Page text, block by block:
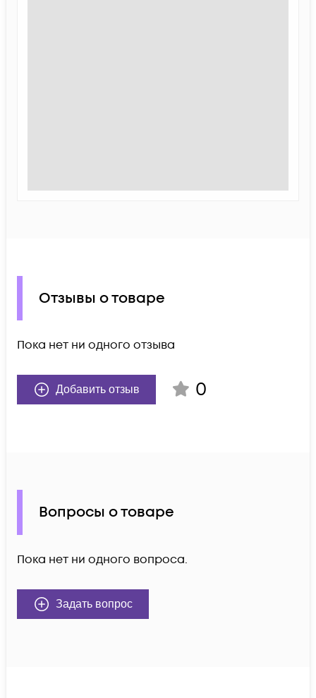
Отзывы о товаре
Пока нет ни одного отзыва
Добавить отзыв 0
Вопросы о товаре
Пока нет ни одного вопроса.
Задать вопрос